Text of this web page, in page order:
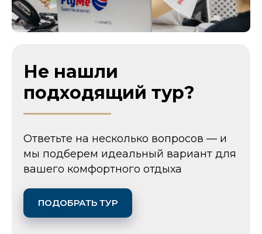
Не нашли
подходящий тур?
Ответьте на несколько вопросов — и
мы подберем идеальный вариант для
вашего комфортного отдыха
ПОДОБРАТЬ ТУР